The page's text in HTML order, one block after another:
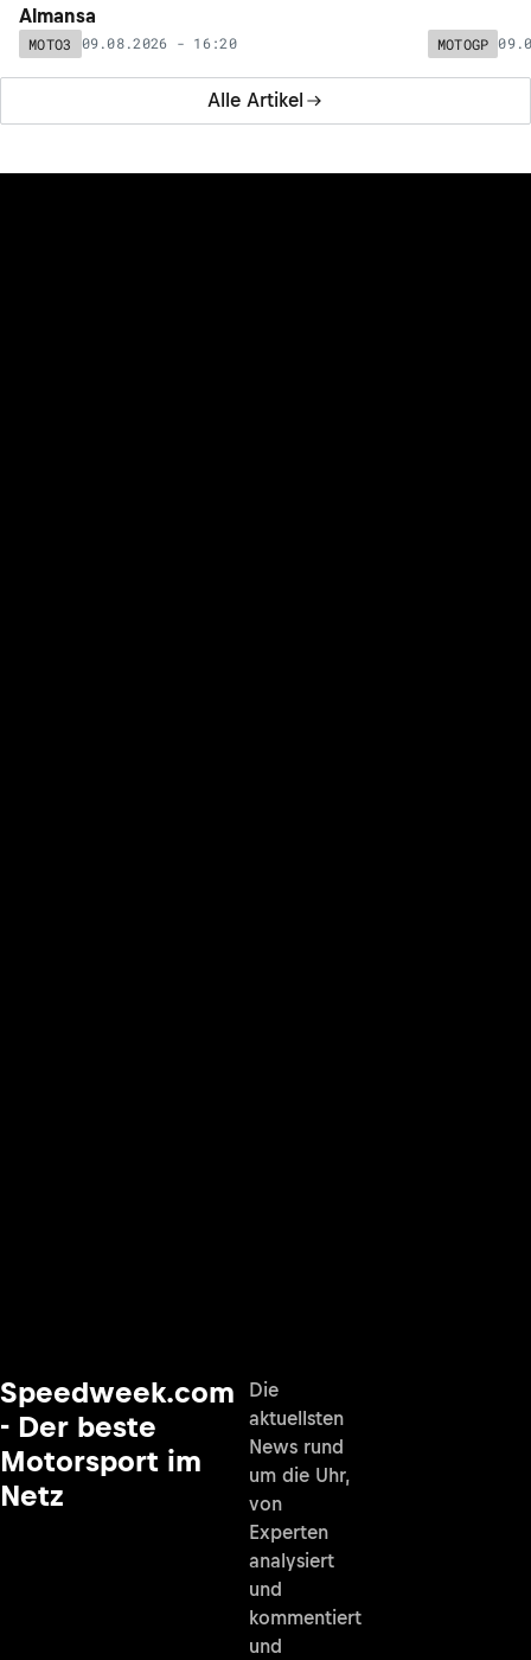
Alle Artikel
Almansa
MOTO3 09.08.2026 - 16:20 MOTOGP
Speedweek.com
- Der beste
Motorsport im
Netz
Die
aktuellsten
News rund
um die Uhr,
von
Experten
analysiert
und
kommentiert
und